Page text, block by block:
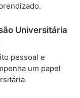
Universitária
pessoal e
um papel